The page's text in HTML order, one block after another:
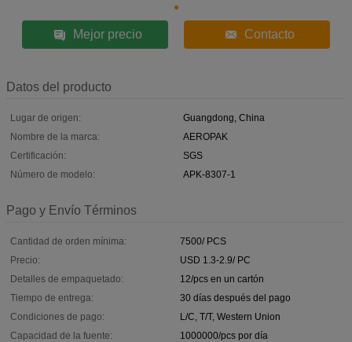
Mejor precio Contacto
Datos del producto
Lugar de origen:
Guangdong, China
Nombre de la marca:
AEROPAK
Certificación:
SGS
Número de modelo:
APK-8307-1
Pago y Envío Términos
Cantidad de orden mínima:
7500/ PCS
Precio:
USD 1.3-2.9/ PC
Detalles de empaquetado:
12/pcs en un cartón
Tiempo de entrega:
30 días después del pago
Condiciones de pago:
L/C, T/T, Western Union
Capacidad de la fuente:
1000000/pcs por día